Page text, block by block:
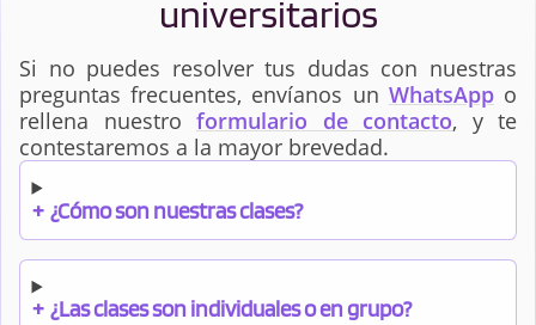
universitarios
Si no puedes resolver tus dudas con nuestras
preguntas frecuentes, envíanos un WhatsAppo
rellena nuestro formulario de contacto, y te
contestaremos a la mayor brevedad.
+ ¿Cómo son nuestras clases?
+ ¿Las clases son individuales o en grupo?